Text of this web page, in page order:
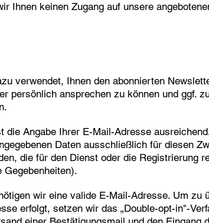
Ihnen keinen Zugang auf unsere
verwendet, Ihnen den abonnierten
persönlich ansprechen zu können und ggf.
die Angabe Ihrer E-Mail-Adresse
Daten ausschließlich für diesen
die für den Dienst oder die Registrierung
wir eine valide E-Mail-Adresse. Um zu
erfolgt, setzen wir das „Double-opt-in"-